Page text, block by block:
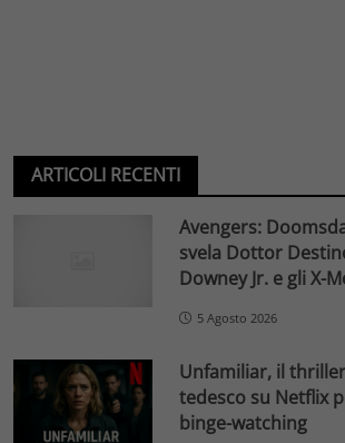
ARTICOLI RECENTI
Avengers:
svela Dottor
Downey Jr. e gli X-
5 Agosto 2026
Unfamiliar, il
tedesco su Netflix
binge-watching